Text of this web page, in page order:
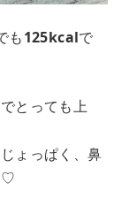
も125kcalで
とっても上
ょっぱく、鼻
♡